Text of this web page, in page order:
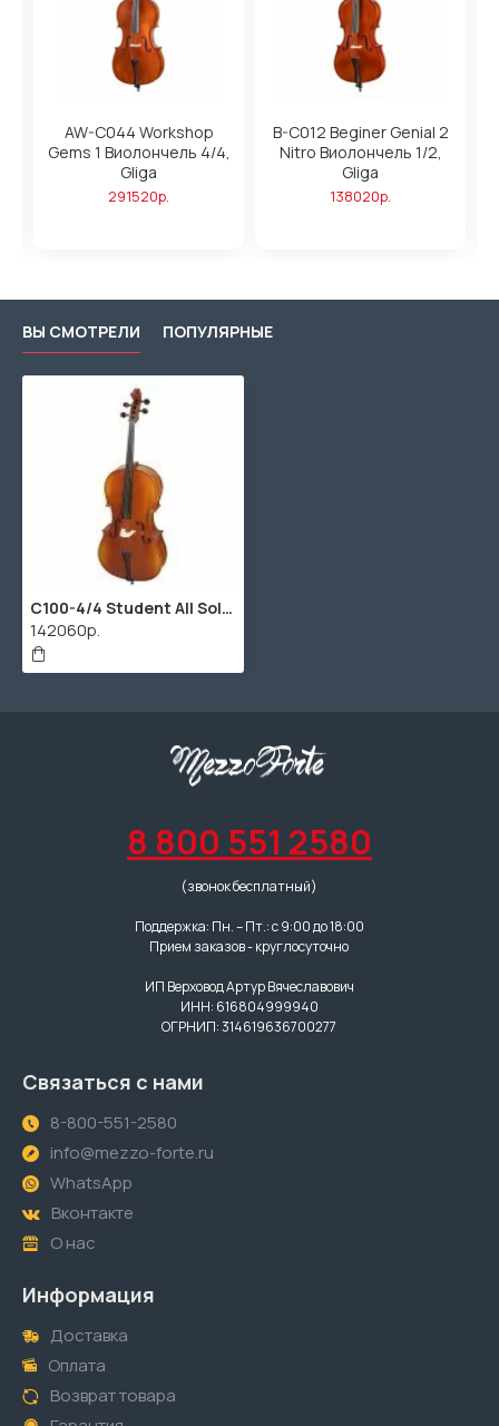
AW-C044 Workshop
Gems 1 Виолончель 4/4,
Gliga
291520р.
B-C012 Beginer Genial 2
Nitro Виолончель 1/2,
Gliga
138020р.
ВЫ СМОТРЕЛИ ПОПУЛЯРНЫЕ
C100-4/4 Student All Solid виолончель студенческая Hora
142060р.
8 800 551 2580
(звонок бесплатный)
Поддержка: Пн. – Пт.: с 9:00 до 18:00
Прием заказов - круглосуточно
ИП Верховод Артур Вячеславович
ИНН: 616804999940
ОГРНИП: 314619636700277
Связаться с нами
8-800-551-2580
info@mezzo-forte.ru
WhatsApp
Вконтакте
О нас
Информация
Доставка
Оплата
Возврат товара